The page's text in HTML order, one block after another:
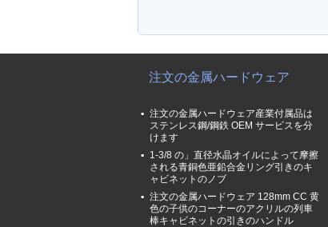
注文の金属ハードウェア
注文の金属ハードウェア産業付属品は
ステンレス鋼/鋼鉄 OEM サービスを分
けます
1-3/8 の」直径水晶オイルによって摩擦
される青銅色亜鉛合金リング引きのキ
ャビネットのノブ
注文の金属ハードウェア 128mm CC 黄
色の子供のコーナーのアクリルの列車
棒キャビネットの引きのハンドル